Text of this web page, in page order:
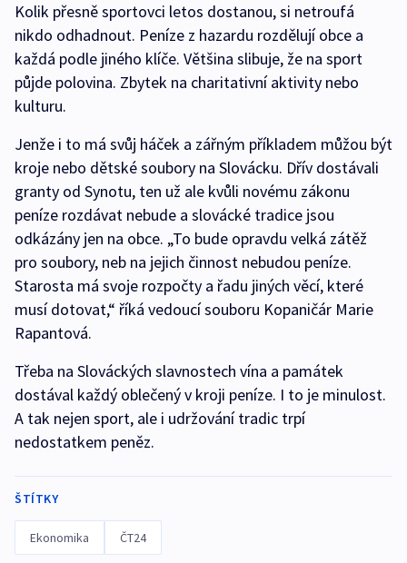
Kolik přesně sportovci letos dostanou, si netroufá
nikdo odhadnout. Peníze z hazardu rozdělují obce a
každá podle jiného klíče. Většina slibuje, že na sport
půjde polovina. Zbytek na charitativní aktivity nebo
kulturu.
Jenže i to má svůj háček a zářným příkladem můžou být
kroje nebo dětské soubory na Slovácku. Dřív dostávali
granty od Synotu, ten už ale kvůli novému zákonu
peníze rozdávat nebude a slovácké tradice jsou
odkázány jen na obce. „To bude opravdu velká zátěž
pro soubory, neb na jejich činnost nebudou peníze.
Starosta má svoje rozpočty a řadu jiných věcí, které
musí dotovat,“ říká vedoucí souboru Kopaničár Marie
Rapantová.
Třeba na Slováckých slavnostech vína a památek
dostával každý oblečený v kroji peníze. I to je minulost.
A tak nejen sport, ale i udržování tradic trpí
nedostatkem peněz.
ŠTÍTKY
Ekonomika ČT24